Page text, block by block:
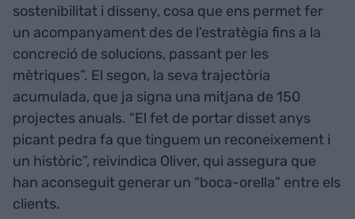
sostenibilitat i disseny, cosa que ens permet fer
un acompanyament des de l’estratègia fins a la
concreció de solucions, passant per les
mètriques”. El segon, la seva trajectòria
acumulada, que ja signa una mitjana de 150
projectes anuals. “El fet de portar disset anys
picant pedra fa que tinguem un reconeixement i
un històric”, reivindica Oliver, qui assegura que
han aconseguit generar un “boca-orella” entre els
clients.